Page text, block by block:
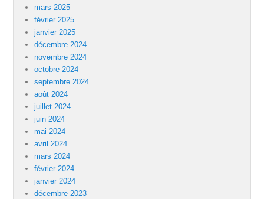
mars 2025
février 2025
janvier 2025
décembre 2024
novembre 2024
octobre 2024
septembre 2024
août 2024
juillet 2024
juin 2024
mai 2024
avril 2024
mars 2024
février 2024
janvier 2024
décembre 2023